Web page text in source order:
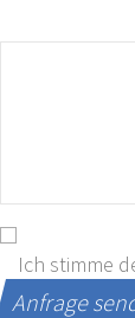
Ich stimme
Anfrage